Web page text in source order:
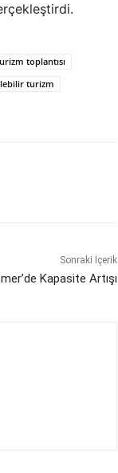
toplantısı
turizm
Sonraki İçerik
Kapasite Artışı